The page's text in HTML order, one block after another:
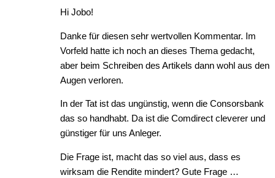
Hi Jobo!
Danke für diesen sehr wertvollen Kommentar. Im
Vorfeld hatte ich noch an dieses Thema gedacht,
aber beim Schreiben des Artikels dann wohl aus den
Augen verloren.
In der Tat ist das ungünstig, wenn die Consorsbank
das so handhabt. Da ist die Comdirect cleverer und
günstiger für uns Anleger.
Die Frage ist, macht das so viel aus, dass es
wirksam die Rendite mindert? Gute Frage …